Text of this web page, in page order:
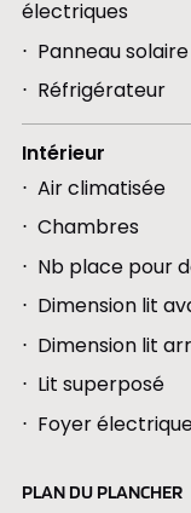
électriques
Panneau
Réfrigérateur
Intérieur
Air climatisée
Chambres
Nb place pour
Dimension lit
Dimension lit
Lit superposé
Foyer
PLAN DU PLANCHER